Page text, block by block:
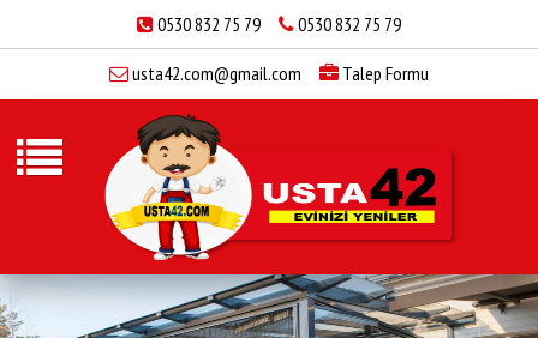
0530 832 75 79 0530 832 75 79
usta42.com@gmail.com Talep Formu